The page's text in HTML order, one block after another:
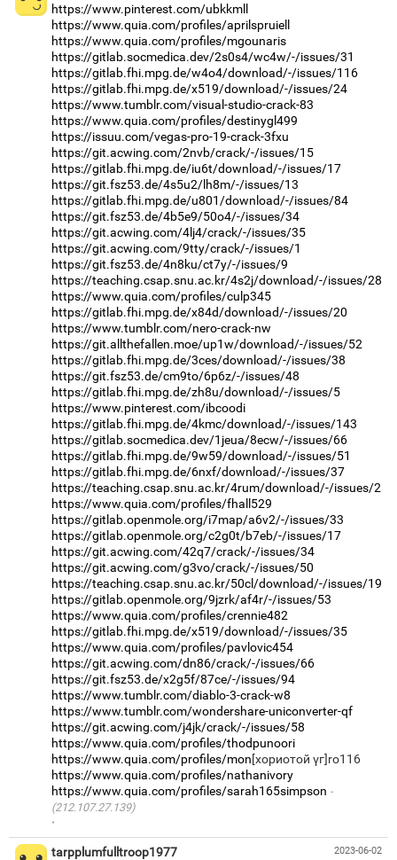
https://www.pinterest.com/ubkkmll
https://www.quia.com/profiles/aprilspruiell
https://www.quia.com/profiles/mgounaris
https://gitlab.socmedica.dev/2s0s4/wc4w/-/issues/31
https://gitlab.fhi.mpg.de/w4o4/download/-/issues/116
https://gitlab.fhi.mpg.de/x519/download/-/issues/24
https://www.tumblr.com/visual-studio-crack-83
https://www.quia.com/profiles/destinygl499
https://issuu.com/vegas-pro-19-crack-3fxu
https://git.acwing.com/2nvb/crack/-/issues/15
https://gitlab.fhi.mpg.de/iu6t/download/-/issues/17
https://git.fsz53.de/4s5u2/lh8m/-/issues/13
https://gitlab.fhi.mpg.de/u801/download/-/issues/84
https://git.fsz53.de/4b5e9/50o4/-/issues/34
https://git.acwing.com/4lj4/crack/-/issues/35
https://git.acwing.com/9tty/crack/-/issues/1
https://git.fsz53.de/4n8ku/ct7y/-/issues/9
https://teaching.csap.snu.ac.kr/4s2j/download/-/issues/28
https://www.quia.com/profiles/culp345
https://gitlab.fhi.mpg.de/x84d/download/-/issues/20
https://www.tumblr.com/nero-crack-nw
https://git.allthefallen.moe/up1w/download/-/issues/52
https://gitlab.fhi.mpg.de/3ces/download/-/issues/38
https://git.fsz53.de/cm9to/6p6z/-/issues/48
https://gitlab.fhi.mpg.de/zh8u/download/-/issues/5
https://www.pinterest.com/ibcoodi
https://gitlab.fhi.mpg.de/4kmc/download/-/issues/143
https://gitlab.socmedica.dev/1jeua/8ecw/-/issues/66
https://gitlab.fhi.mpg.de/9w59/download/-/issues/51
https://gitlab.fhi.mpg.de/6nxf/download/-/issues/37
https://teaching.csap.snu.ac.kr/4rum/download/-/issues/2
https://www.quia.com/profiles/fhall529
https://gitlab.openmole.org/i7map/a6v2/-/issues/33
https://gitlab.openmole.org/c2g0t/b7eb/-/issues/17
https://git.acwing.com/42q7/crack/-/issues/34
https://git.acwing.com/g3vo/crack/-/issues/50
https://teaching.csap.snu.ac.kr/50cl/download/-/issues/19
https://gitlab.openmole.org/9jzrk/af4r/-/issues/53
https://www.quia.com/profiles/crennie482
https://gitlab.fhi.mpg.de/x519/download/-/issues/35
https://www.quia.com/profiles/pavlovic454
https://git.acwing.com/dn86/crack/-/issues/66
https://git.fsz53.de/x2g5f/87ce/-/issues/94
https://www.tumblr.com/diablo-3-crack-w8
https://www.tumblr.com/wondershare-uniconverter-qf
https://git.acwing.com/j4jk/crack/-/issues/58
https://www.quia.com/profiles/thodpunoori
https://www.quia.com/profiles/mon[хориотой үг]ro116
https://www.quia.com/profiles/nathanivory
https://www.quia.com/profiles/sarah165simpson
(212.107.27.139)
·
2023-06-02
tarpplumfulltroop1977